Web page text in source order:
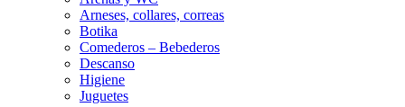
Arneses, collares, correas
Botika
Comederos – Bebederos
Descanso
Higiene
Juguetes